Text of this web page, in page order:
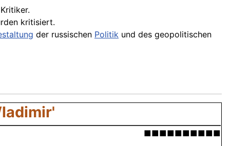
kritisiert.
der russischen Politik und des geopolitischen
■■■■■■■■■■